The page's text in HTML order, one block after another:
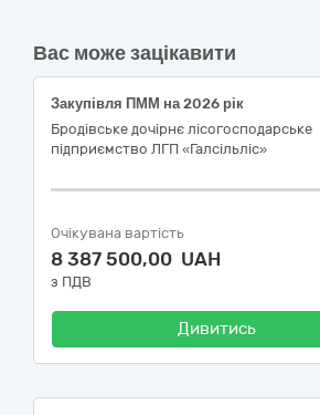
Вас може зацікавити
Закупівля ПММ на 2026 рік
Бродівське дочірнє лісогосподарське
підприємство ЛГП «Галсільліс»
Очікувана вартість
8 387 500,00 UAH
з ПДВ
Дивитись